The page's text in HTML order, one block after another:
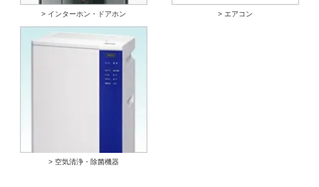
> インターホン・ドアホン > エアコン
> 空気清浄・除菌機器